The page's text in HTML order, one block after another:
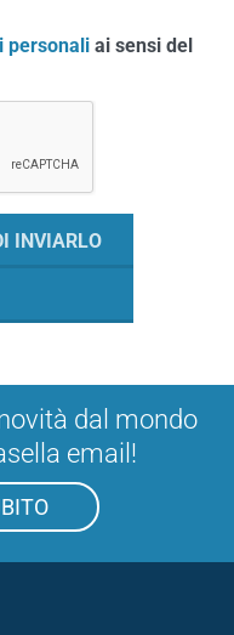
personali ai sensi del
dal mondo
email!